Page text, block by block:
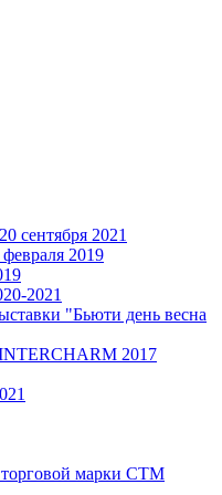
сентября 2021
2019
2021
"Бьюти день весна
2017
торговой марки СТМ